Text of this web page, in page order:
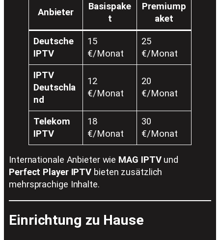
Anbieter
Basispake
t
Premiump
aket
Deutsche
IPTV
15
€/Monat
25
€/Monat
IPTV
Deutschla
nd
12
€/Monat
20
€/Monat
Telekom
IPTV
18
€/Monat
30
€/Monat
Internationale Anbieter wie MAG IPTVund
Perfect Player IPTV bieten zusätzlich
mehrsprachige Inhalte.
Einrichtung zu Hause